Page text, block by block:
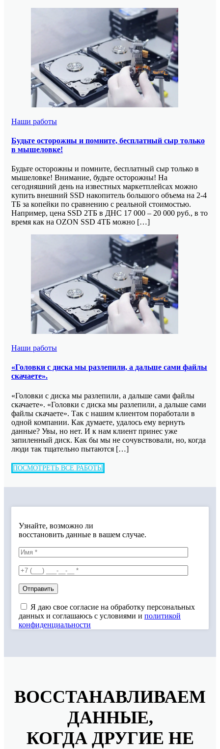
Наши работы
Будьте осторожны и помните, бесплатный сыр только
в мышеловке!
Будьте осторожны и помните, бесплатный сыр только в
мышеловке! Внимание, будьте осторожны! На
сегодняшний день на известных маркетплейсах можно
купить внешний SSD накопитель большого объема на 2-4
ТБ за копейки по сравнению с реальной стоимостью.
Например, цена SSD 2ТБ в ДНС 17 000 – 20 000 руб., в то
время как на OZON SSD 4ТБ можно […]
Наши работы
«Головки с диска мы разлепили, а дальше сами файлы
скачаете».
«Головки с диска мы разлепили, а дальше сами файлы
скачаете». «Головки с диска мы разлепили, а дальше сами
файлы скачаете». Так с нашим клиентом поработали в
одной компании. Как думаете, удалось ему вернуть
данные? Увы, но нет. И к нам клиент принес уже
запиленный диск. Как бы мы не сочувствовали, но, когда
люди так тщательно пытаются […]
ПОСМОТРЕТЬ ВСЕ РАБОТЫ
Узнайте, возможно ли
восстановить данные в вашем случае.
Я даю свое согласие на обработку персональных
данных и соглашаюсь с условиями и политикой
конфиденциальности
ВОССТАНАВЛИВАЕМ
ДАННЫЕ,
КОГДА ДРУГИЕ НЕ